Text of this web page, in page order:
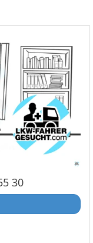
30